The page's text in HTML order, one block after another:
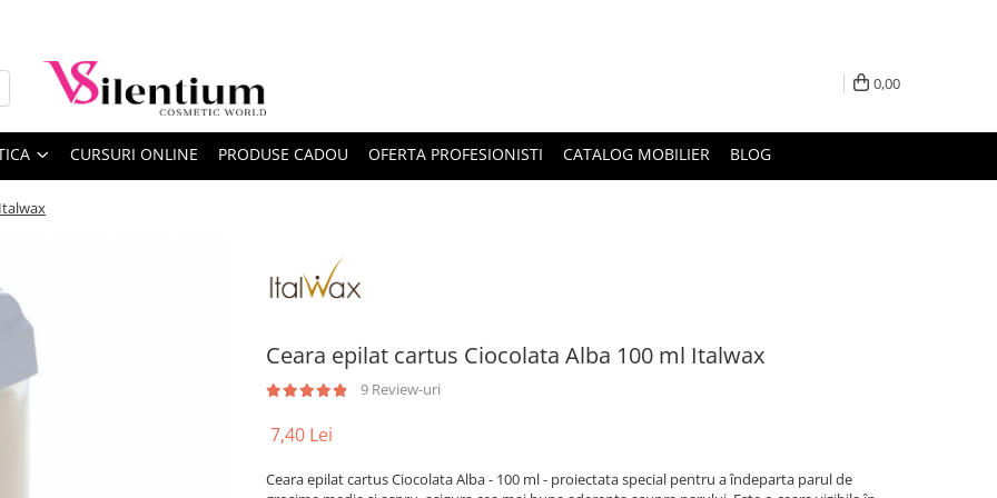
0,00
CURSURI ONLINE PRODUSE CADOU OFERTA PROFESIONISTI CATALOG MOBILIER BLOG
Ceara epilat cartus Ciocolata Alba 100 ml Italwax
9 Review-uri
7,40 Lei
Ceara epilat cartus Ciocolata Alba - 100 ml - proiectata special pentru a îndeparta parul de